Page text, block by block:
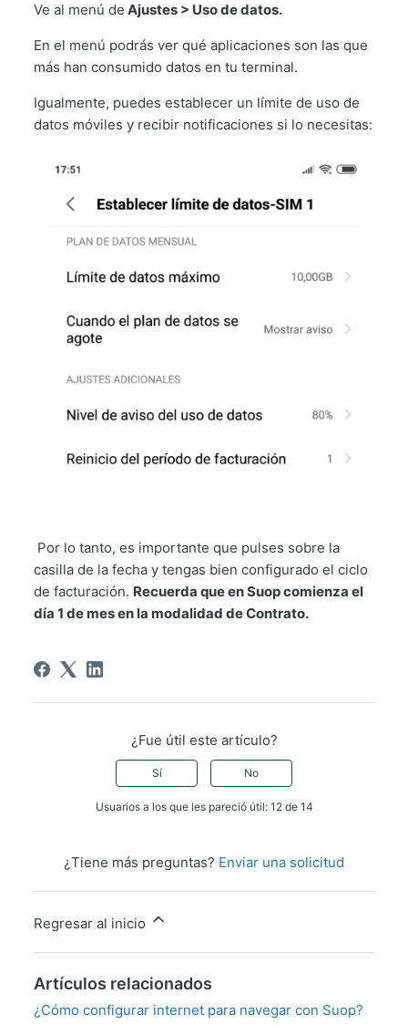
Ve al menú de Ajustes > Uso de datos.
En el menú podrás ver qué aplicaciones son las que
más han consumido datos en tu terminal.
Igualmente, puedes establecer un límite de uso de
datos móviles y recibir notificaciones si lo necesitas:
Por lo tanto, es importante que pulses sobre la
casilla de la fecha y tengas bien configurado el ciclo
de facturación. Recuerda que en Suop comienza el
día 1 de mes en la modalidad de Contrato.
¿Fue útil este artículo?
Sí No
Usuarios a los que les pareció útil: 12 de 14
¿Tiene más preguntas? Enviar una solicitud
Regresar al inicio
Artículos relacionados
¿Cómo configurar internet para navegar con Suop?